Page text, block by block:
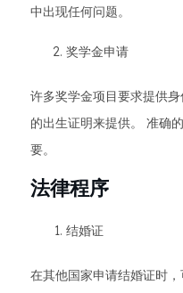
中出现任何问题。
奖学金申请
许多奖学金项目要求提供
的出生证明来提供。 准确
要。
法律程序
结婚证
在其他国家申请结婚证时